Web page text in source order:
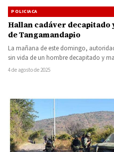
POLICIACA
Hallan cadáver decapitado
de Tangamandapio
La mañana de este domingo,
sin vida de un hombre decapitado y
4 de agosto de 2025